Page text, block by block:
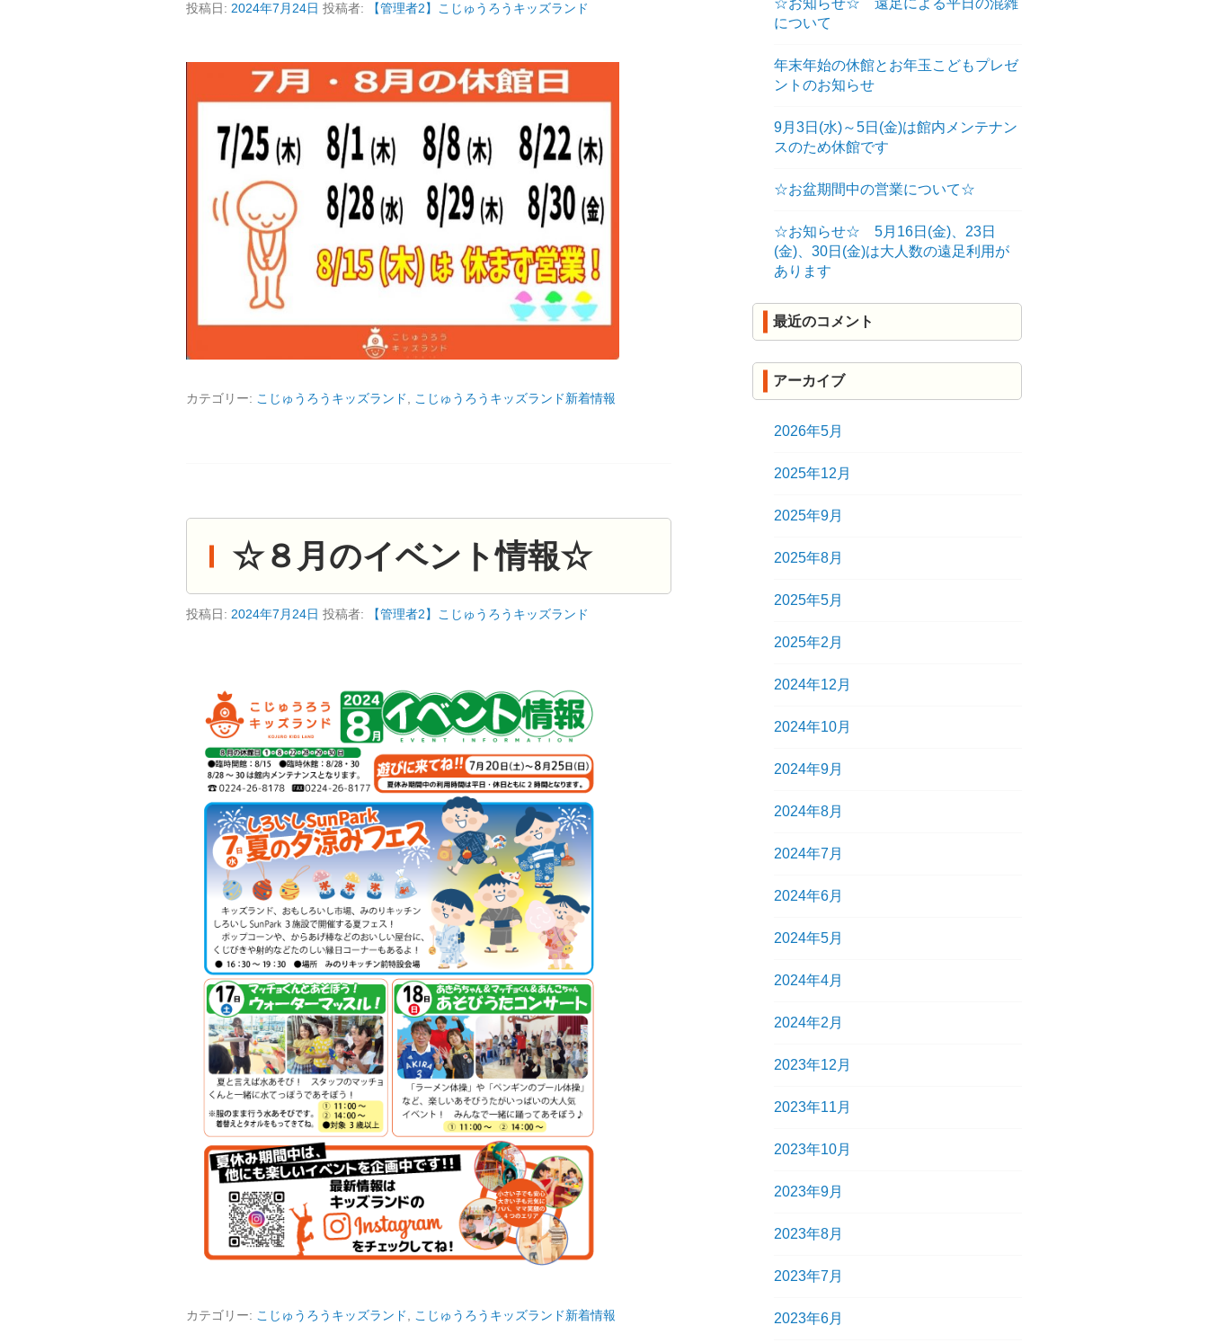
K
投稿日: 2024年7月24日 投稿者: 【管理者2】こじゅうろうキッズランド
カテゴリー: こじゅうろうキッズランド こじゅうろうキッズランド新着情報
☆８月のイベント情報☆
投稿日: 2024年7月24日 投稿者: 【管理者2】こじゅうろうキッズランド
カテゴリー: こじゅうろうキッズランド こじゅうろうキッズランド新着情報
☆お知らせ☆ 遠足による平日の混雑
について
年末年始の休館とお年玉こどもプレゼ
ントのお知らせ
9月3日(水)～5日(金)は館内メンテナン
スのため休館です
☆お盆期間中の営業について☆
☆お知らせ☆ 5月16日(金)、23日
(金)、30日(金)は大人数の遠足利用が
あります
最近のコメント
アーカイブ
2026年5月
2025年12月
2025年9月
2025年8月
2025年5月
2025年2月
2024年12月
2024年10月
2024年9月
2024年8月
2024年7月
2024年6月
2024年5月
2024年4月
2024年2月
2023年12月
2023年11月
2023年10月
2023年9月
2023年8月
2023年7月
2023年6月